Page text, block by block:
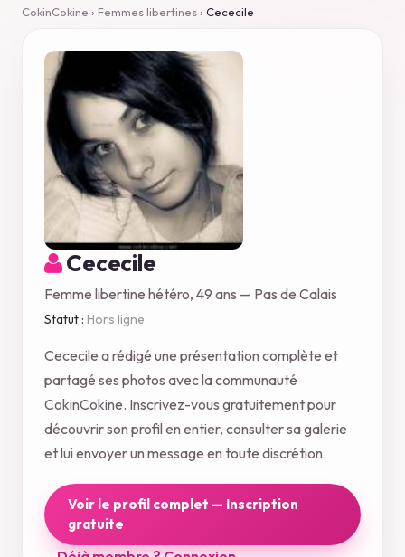
CokinCokine › Femmes libertines› Cececile
Cececile
Femme libertine hétéro, 49 ans — Pas de Calais
Statut : Hors ligne
Cececile a rédigé une présentation complète et
partagé ses photos avec la communauté
CokinCokine. Inscrivez-vous gratuitement pour
découvrir son profil en entier, consulter sa galerie
et lui envoyer un message en toute discrétion.
Voir le profil complet — Inscription
gratuite